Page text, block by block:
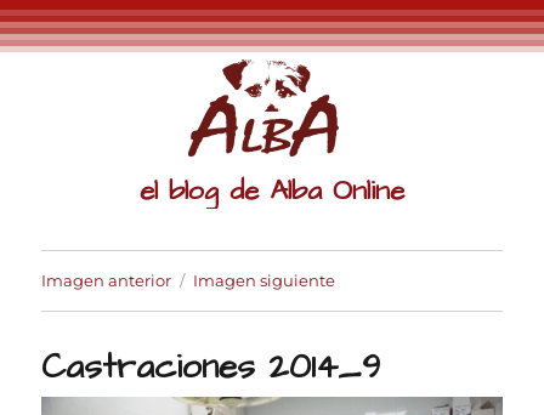
el blog de Alba Online
Imagen anterior Imagen siguiente
Castraciones 2014_9